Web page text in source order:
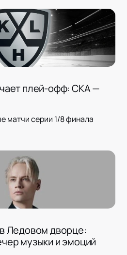
плей-офф: СКА —
матчи серии 1/8 финала
Ледовом дворце:
музыки и эмоций